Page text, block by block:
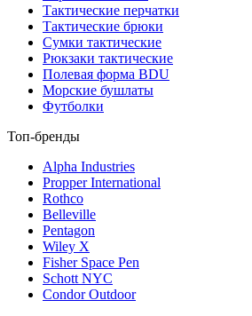
Тактические перчатки
Тактические брюки
Сумки тактические
Рюкзаки тактические
Полевая форма BDU
Морские бушлаты
Футболки
Топ-бренды
Alpha Industries
Propper International
Rothco
Belleville
Pentagon
Wiley X
Fisher Space Pen
Schott NYC
Condor Outdoor